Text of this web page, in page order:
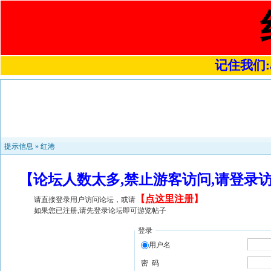
记住我们
提示信息 » 红港
【论坛人数太多,禁止游客访问,请登
请直接登录用户访问论坛，或请 【 点这里注册】
如果您已注册,请先登录论坛即可游览帖子
登录
用户名
密 码